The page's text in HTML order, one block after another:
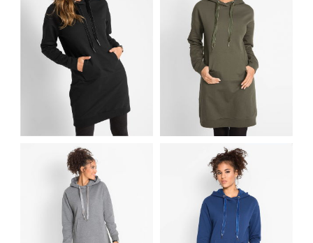
DRESOWA SUKIENKA
Z KIESZENIĄ
KANGURKA
OLIWKOWA
DRESOWA SUKIENKA
Z KIESZENIĄ
KANGURKA CZARNA